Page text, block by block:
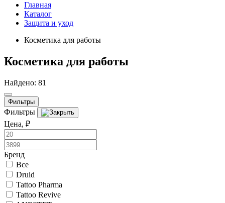
Главная
Каталог
Защита и уход
Косметика для работы
Косметика для работы
Найдено: 81
Фильтры
Фильтры
Цена, ₽
Бренд
Все
Druid
Tattoo Pharma
Tattoo Revive